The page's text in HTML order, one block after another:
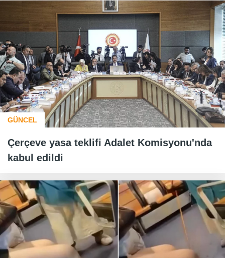
GÜNCEL
Çerçeve yasa teklifi Adalet Komisyonu'nda
kabul edildi